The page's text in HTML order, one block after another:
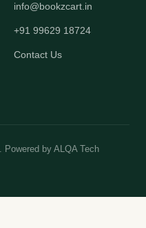
info@bookzcart.in
+91 99629 18724
Contact Us
Powered by ALQA Tech